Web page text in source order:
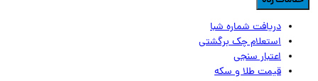
دریافت شماره شبا
استعلام چک برگشتی
اعتبار سنجی
قیمت طلا و سکه